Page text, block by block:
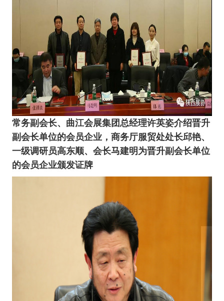
常务副会长、曲江会展集团总经理许英姿介绍晋升
副会长单位的会员企业，商务厅服贸处处长邱艳、
一级调研员高东顺、 会长马建明为晋升副会长单位
的会员企业颁发证牌